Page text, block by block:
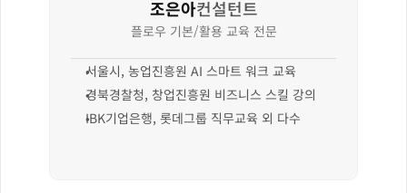
조은아컨설턴트
플로우 기본/활용 교육 전문
서울시, 농업진흥원 AI 스마트 워크 교육
경북경찰청, 창업진흥원 비즈니스 스킬 강의
IBK기업은행, 롯데그룹 직무교육 외 다수